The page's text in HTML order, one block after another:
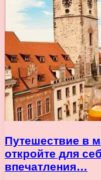
Путешествие в
откройте для
впечатления…